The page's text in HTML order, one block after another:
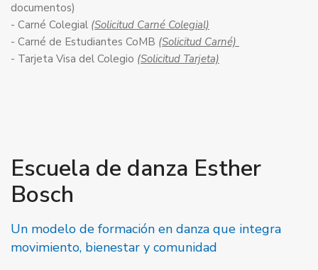
documentos)
- Carné Colegial (Solicitud Carné Colegial)
- Carné de Estudiantes CoMB (Solicitud Carné)
- Tarjeta Visa del Colegio (Solicitud Tarjeta)
Escuela de danza Esther
Bosch
Un modelo de formación en danza que integra
movimiento, bienestar y comunidad